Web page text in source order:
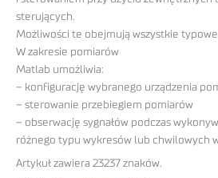
sterujących.
Możliwości te obejmują wszystkie
W zakresie pomiarów
Matlab umożliwia:
– konfigurację wybranego urządzenia
– sterowanie przebiegiem pomiarów
– obserwację sygnałów podczas
różnego typu wykresów lub chwilowych
Artykuł zawiera 23237 znaków.